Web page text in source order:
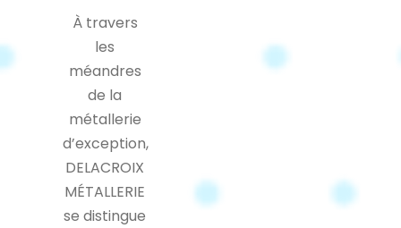
À travers
les
méandres
de la
métallerie
d’exception,
DELACROIX
MÉTALLERIE
se distingue